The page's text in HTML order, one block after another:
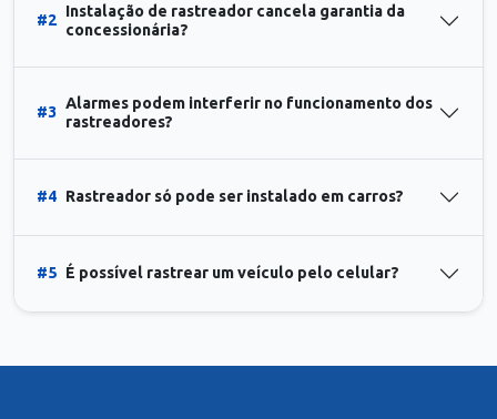
#2
Instalação de rastreador cancela garantia da
concessionária?
#3
Alarmes podem interferir no funcionamento dos
rastreadores?
#4 Rastreador só pode ser instalado em carros?
#5 É possível rastrear um veículo pelo celular?